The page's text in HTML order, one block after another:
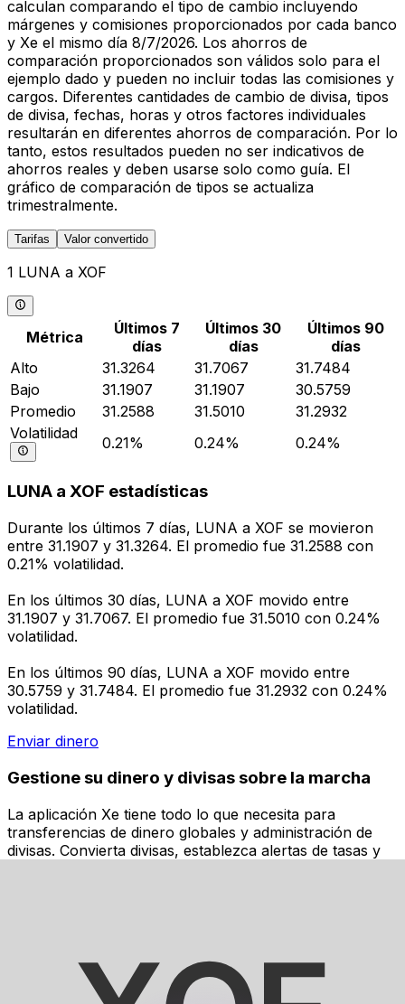
calculan comparando el tipo de cambio incluyendo
márgenes y comisiones proporcionados por cada banco
y Xe el mismo día 8/7/2026. Los ahorros de
comparación proporcionados son válidos solo para el
ejemplo dado y pueden no incluir todas las comisiones y
cargos. Diferentes cantidades de cambio de divisa, tipos
de divisa, fechas, horas y otros factores individuales
resultarán en diferentes ahorros de comparación. Por lo
tanto, estos resultados pueden no ser indicativos de
ahorros reales y deben usarse solo como guía. El
gráfico de comparación de tipos se actualiza
trimestralmente.
Tarifas Valor convertido
1 LUNA a XOF
Métrica
Últimos 7
días
Últimos 30
días
Últimos 90
días
Alto
31.3264 31.7067
31.7484
Bajo
31.1907 31.1907
30.5759
Promedio
31.2588 31.5010
31.2932
Volatilidad
0.21% 0.24% 0.24%
LUNA a XOF estadísticas
Durante los últimos 7 días, LUNA a XOF se movieron
entre 31.1907 y 31.3264. El promedio fue 31.2588 con
0.21% volatilidad.
En los últimos 30 días, LUNA a XOF movido entre
31.1907 y 31.7067. El promedio fue 31.5010 con 0.24%
volatilidad.
En los últimos 90 días, LUNA a XOF movido entre
30.5759 y 31.7484. El promedio fue 31.2932 con 0.24%
volatilidad.
Enviar dinero
Gestione su dinero y divisas sobre la marcha
La aplicación Xe tiene todo lo que necesita para
transferencias de dinero globales y administración de
divisas. Convierta divisas, establezca alertas de tasas y